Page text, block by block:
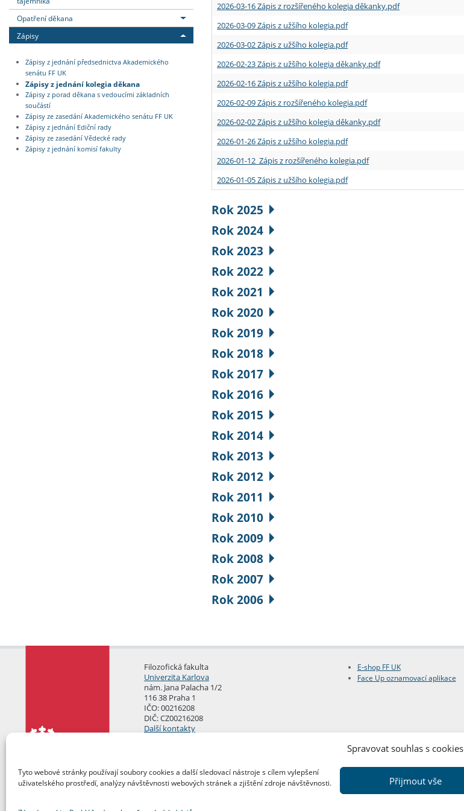
Spravovat souhlas s cookies
Tyto webové stránky používají soubory cookies a další sledovací nástroje s cílem vylepšení
uživatelského prostředí, analýzy návštěvnosti webových stránek a zjištění zdroje návštěvnosti.
Přijmout vše
Opatření děkana
Zápisy
Zápisy z jednání předsednictva Akademického
senátu FF UK
Zápisy z jednání kolegia děkana
Zápisy z porad děkana s vedoucími základních
součástí
Zápisy ze zasedání Akademického senátu FF UK
Zápisy z jednání Ediční rady
Zápisy ze zasedání Vědecké rady
Zápisy z jednání komisí fakulty
2026-03-16 Zápis z rozšířeného kolegia děkanky.pdf
2026-03-09 Zápis z užšího kolegia.pdf
2026-03-02 Zápis z užšího kolegia.pdf
2026-02-23 Zápis z užšího kolegia děkanky.pdf
2026-02-16 Zápis z užšího kolegia.pdf
2026-02-09 Zápis z rozšířeného kolegia.pdf
2026-02-02 Zápis z užšího kolegia děkanky.pdf
2026-01-26 Zápis z užšího kolegia.pdf
2026-01-12 Zápis z rozšířeného kolegia.pdf
2026-01-05 Zápis z užšího kolegia.pdf
Rok 2025
Rok 2024
Rok 2023
Rok 2022
Rok 2021
Rok 2020
Rok 2019
Rok 2018
Rok 2017
Rok 2016
Rok 2015
Rok 2014
Rok 2013
Rok 2012
Rok 2011
Rok 2010
Rok 2009
Rok 2008
Rok 2007
Rok 2006
Filozofická fakulta
Univerzita Karlova
nám. Jana Palacha 1/2
116 38 Praha 1
IČO: 00216208
DIČ: CZ00216208
Další kontakty
E-shop FF UK
Face Up oznamovací aplikace